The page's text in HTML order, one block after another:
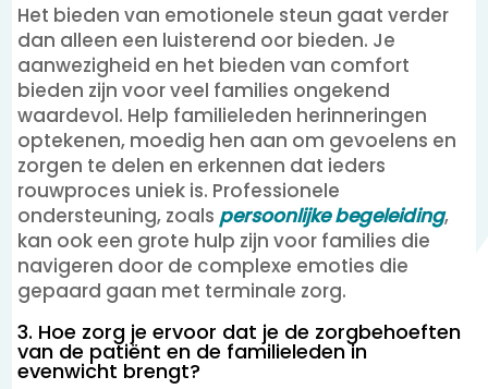
Het bieden van emotionele steun gaat verder
dan alleen een luisterend oor bieden. Je
aanwezigheid en het bieden van comfort
bieden zijn voor veel families ongekend
waardevol. Help familieleden herinneringen
optekenen, moedig hen aan om gevoelens en
zorgen te delen en erkennen dat ieders
rouwproces uniek is. Professionele
ondersteuning, zoals persoonlijke begeleiding,
kan ook een grote hulp zijn voor families die
navigeren door de complexe emoties die
gepaard gaan met terminale zorg.
3. Hoe zorg je ervoor dat je de zorgbehoeften
van de patiënt en de familieleden in
evenwicht brengt?